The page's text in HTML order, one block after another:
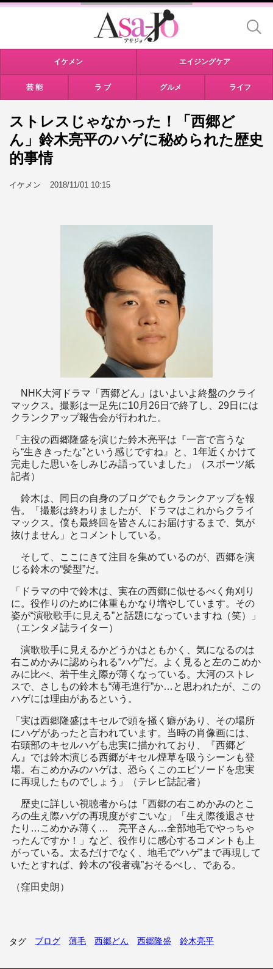
イケメン エイジングケア
芸 能 ラ ブ グルメ ライフ
ストレスじゃなかった！「西郷ど
ん」鈴木亮平のハゲに秘められた歴史
的事情
イケメン 2018/11/01 10:15
NHK大河ドラマ「西郷どん」はいよいよ終盤のクライ
マックス。撮影は一足先に10月26日で終了し、29日には
クランクアップ報告会が行われた。
「主役の西郷隆盛を演じた鈴木亮平は『一言で言うな
ら“生ききったな”という感じですね』と、1年近くかけて
完走した思いをしみじみ語っていました」（スポーツ紙
記者）
鈴木は、同日の自身のブログでもクランクアップを報
告。「撮影は終わりましたが、ドラマはこれからクライ
マックス。僕も最終回を皆さんにお届けするまで、気が
抜けません」とコメントしている。
そして、ここにきて注目を集めているのが、西郷を演
じる鈴木の“髪型”だ。
「ドラマの中で鈴木は、実在の西郷に似せるべく角刈り
に。役作りのために体重もかなり増やしています。その
姿が“演歌歌手に見える”と話題になっていますね（笑）」
（エンタメ誌ライター）
演歌歌手に見えるかどうかはともかく、気になるのは
右こめかみに認められる“ハゲ”だ。よく見ると左のこめか
みに比べ、若干生え際が薄くなっている。大河のストレ
スで、さしもの鈴木も“薄毛進行”か…と思われたが、この
ハゲには理由があるという。
「実は西郷隆盛はキセルで頭を掻く癖があり、その場所
にハゲがあったと言われています。当時の肖像画には、
右頭部のキセルハゲも忠実に描かれており、『西郷ど
ん』では鈴木演じる西郷がキセル煙草を吸うシーンも登
場。右こめかみのハゲは、恐らくこのエピソードを忠実
に再現したものでしょう」（テレビ誌記者）
歴史に詳しい視聴者からは「西郷の右こめかみのとこ
ろの生え際ハゲの再現度がすごいな」「生え際後退させ
たり…こめかみ薄く… 亮平さん…全部地毛でやっちゃ
ったんですか！」など、役作りに感心するコメントも上
がっている。太るだけでなく、地毛で“ハゲ”まで再現して
いたとすれば、鈴木の“役者魂”おそるべし、である。
（窪田史朗）
タグ ブログ 薄毛 西郷どん 西郷隆盛 鈴木亮平